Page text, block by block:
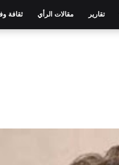
تقارير مقالات الرأي ثقافة